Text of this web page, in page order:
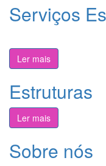
Serviços
Ler mais
Estruturas
Ler mais
Sobre nós